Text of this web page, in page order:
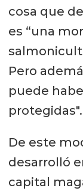
cosa que
es “una
Pero
puede
protegidas".
De este
desarrolló
capital